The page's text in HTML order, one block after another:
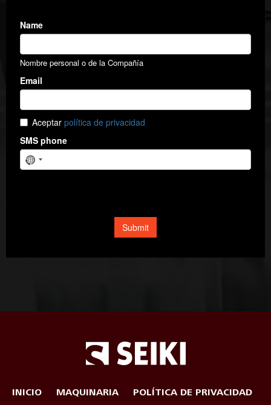
INICIO MAQUINARIA POLÍTICA DE PRIVACIDAD